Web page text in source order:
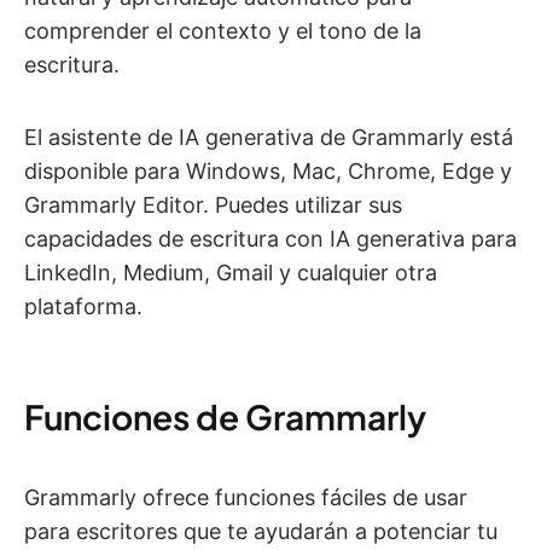
comprender el contexto y el tono de la
escritura.
El asistente de IA generativa de Grammarly está
disponible para Windows, Mac, Chrome, Edge y
Grammarly Editor. Puedes utilizar sus
capacidades de escritura con IA generativa para
LinkedIn, Medium, Gmail y cualquier otra
plataforma.
Funciones de Grammarly
Grammarly ofrece funciones fáciles de usar
para escritores que te ayudarán a potenciar tu